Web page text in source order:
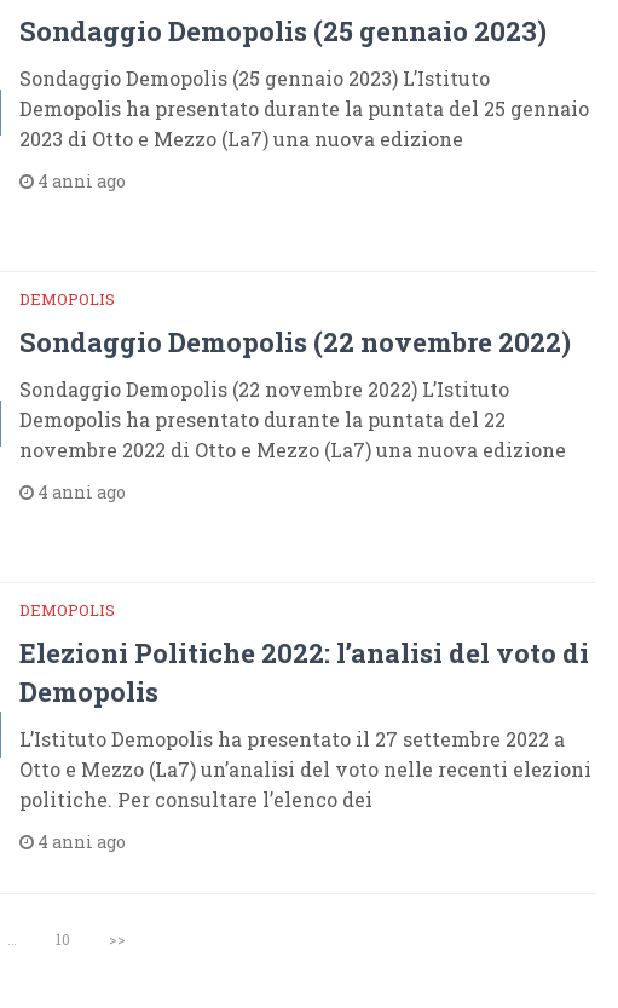
Sondaggio Demopolis (25 gennaio 2023)
Sondaggio Demopolis (25 gennaio 2023) L’Istituto
Demopolis ha presentato durante la puntata del 25 gennaio
2023 di Otto e Mezzo (La7) una nuova edizione
4 anni ago
DEMOPOLIS
Sondaggio Demopolis (22 novembre 2022)
Sondaggio Demopolis (22 novembre 2022) L’Istituto
Demopolis ha presentato durante la puntata del 22
novembre 2022 di Otto e Mezzo (La7) una nuova edizione
4 anni ago
DEMOPOLIS
Elezioni Politiche 2022: l’analisi del voto di
Demopolis
L’Istituto Demopolis ha presentato il 27 settembre 2022 a
Otto e Mezzo (La7) un’analisi del voto nelle recenti elezioni
politiche. Per consultare l’elenco dei
4 anni ago
10 >>